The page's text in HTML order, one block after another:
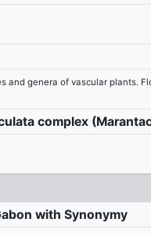
and genera of vascular plants.
complex
with Synonymy